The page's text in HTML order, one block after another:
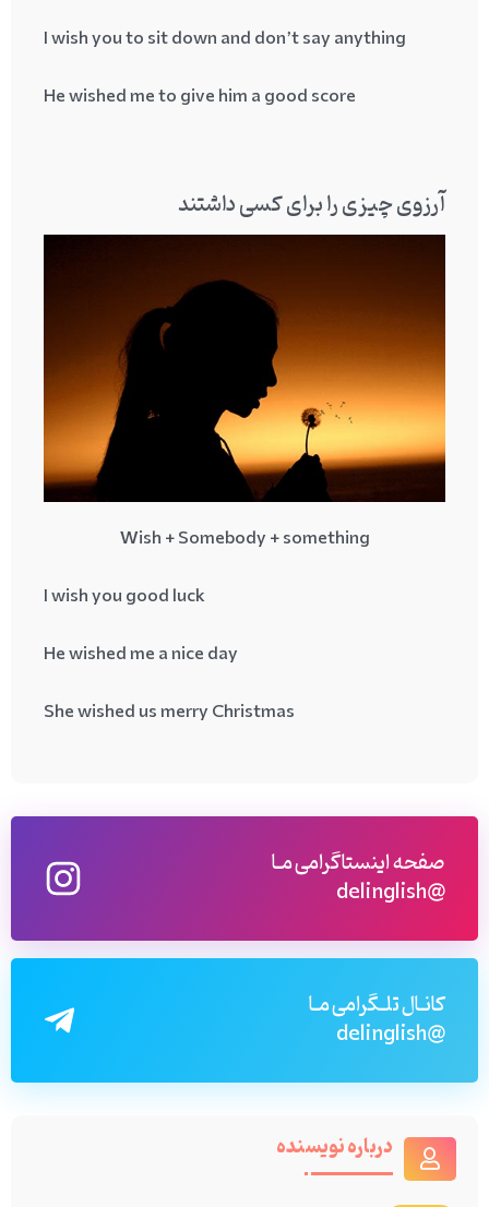
I wish you to sit down and don’t say anything
He wished me to give him a good score
آرزوی چیزی را برای کسی داشتند
Wish + Somebody + something
I wish you good luck
He wished me a nice day
She wished us merry Christmas
صفحه اینستاگرامی مـا
@delinglish
کانـال تلـگرامی مـا
@delinglish
درباره نویسنده